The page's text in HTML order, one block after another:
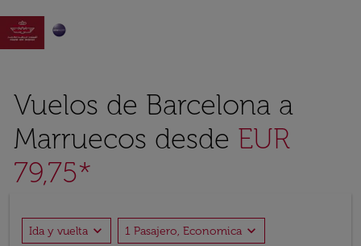

Vuelos de Barcelona a
Marruecos desde EUR
79,75*
Ida y vuelta expand_more 1 Pasajero, Economica expand_more